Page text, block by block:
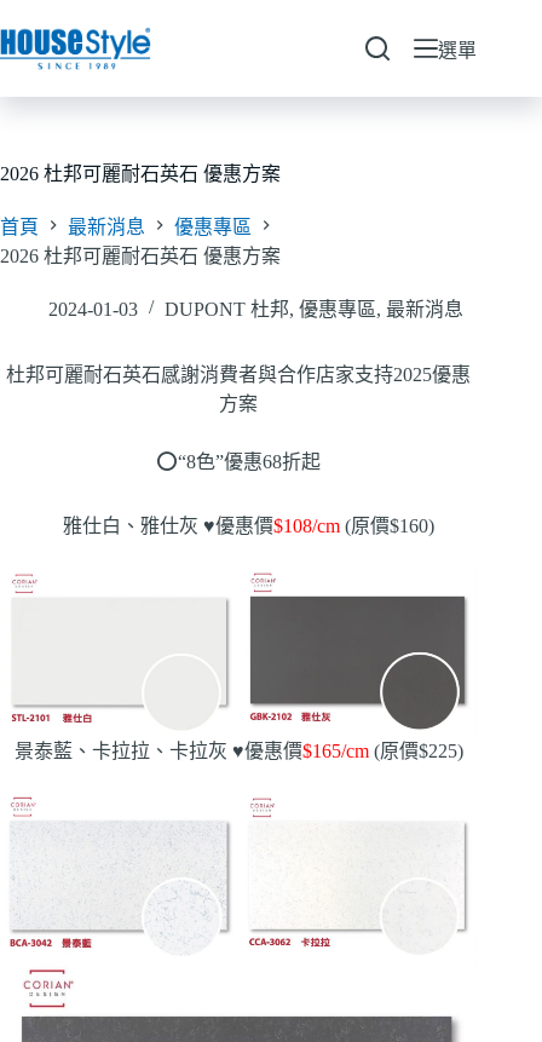
至
要
選單
2026 杜邦可麗耐石英石 優惠方案
首頁 最新消息
優惠專區
2026 杜邦可麗耐石英石 優惠方案
2024-01-03 DUPONT 杜邦, 優惠專區, 最新消息
杜邦可麗耐石英石感謝消費者與合作店家支持2025優惠
方案
⭕️“8色”優惠68折起
雅仕白、雅仕灰 ♥️優惠價$108/cm(原價$160)
景泰藍、卡拉拉、卡拉灰 ♥️優惠價$165/cm(原價$225)